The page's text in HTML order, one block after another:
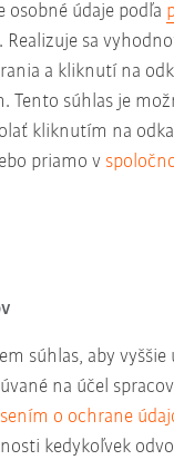
osobné údaje podľa
. Realizuje sa
a kliknutí na
Tento súhlas je
kliknutím na
priamo v
súhlas, aby vyššie
na účel
o ochrane
kedykoľvek